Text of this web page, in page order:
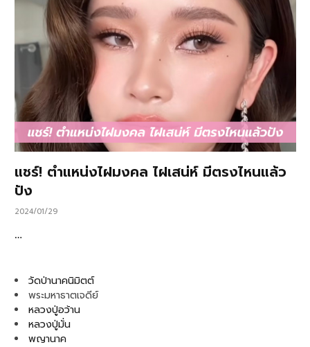
แชร์! ตำแหน่งไฝมงคล ไฝเสน่ห์ มีตรงไหนแล้ว
ปัง
2024/01/29
…
วัดป่านาคนิมิตต์
พระมหาธาตเจดีย์
หลวงปู่อว้าน
หลวงปู่มั่น
พญานาค